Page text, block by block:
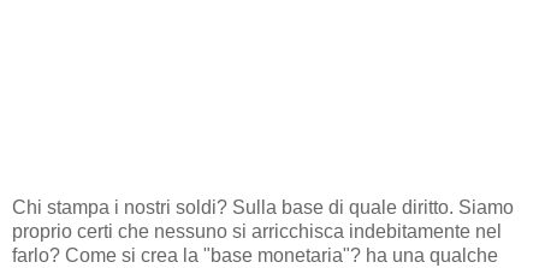
Chi stampa i nostri soldi? Sulla base di quale diritto. Siamo
proprio certi che nessuno si arricchisca indebitamente nel
farlo? Come si crea la "base monetaria"? ha una qualche